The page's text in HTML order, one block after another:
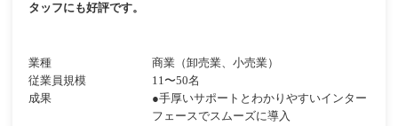
タッフにも好評です。
業種
商業（卸売業、小売業）
従業員規模
11〜50名
成果
●手厚いサポートとわかりやすいインター
フェースでスムーズに導入